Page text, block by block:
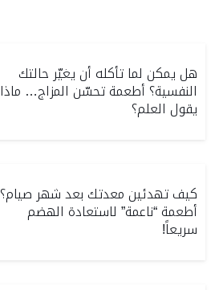
هل يمكن لما تأكله أن يغيّر حالتك
النفسية؟ أطعمة تحسّن المزاج… ماذا
يقول العلم؟
كيف تهدئين معدتك بعد شهر صيام؟
أطعمة “ناعمة” لاستعادة الهضم
سريعاً!